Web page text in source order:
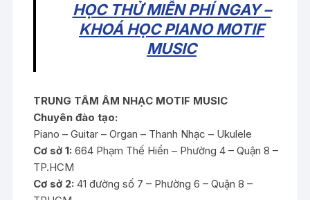
HỌC THỬ MIỄN PHÍ NGAY –
KHOÁ HỌC PIANO MOTIF
MUSIC
TRUNG TÂM ÂM NHẠC MOTIF MUSIC
Chuyên đào tạo:
Piano – Guitar – Organ – Thanh Nhạc – Ukulele
Cơ sở 1: 664 Phạm Thế Hiển – Phường 4 – Quận 8 –
TP.HCM
Cơ sở 2: 41 đường số 7 – Phường 6 – Quận 8 –